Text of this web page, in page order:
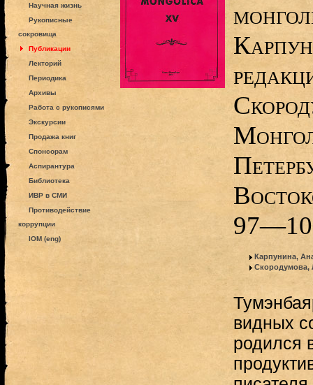
Научная жизнь
Рукописные
сокровища
Публикации
Лекторий
Периодика
Архивы
Работа с рукописями
Экскурсии
Продажа книг
Спонсорам
Аспирантура
Библиотека
ИВР в СМИ
Противодействие
коррупции
IOM (eng)
Карпунина,
Скородумова,
видных
родился